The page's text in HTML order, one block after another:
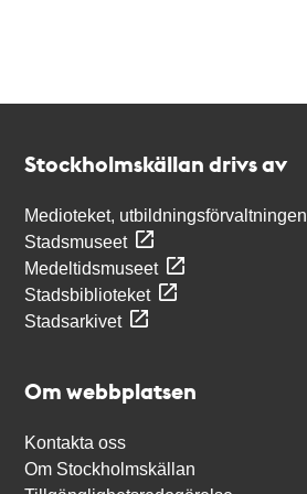
Stockholmskällan drivs av
Medioteket, utbildningsförvaltningen
Stadsmuseet
Medeltidsmuseet
Stadsbiblioteket
Stadsarkivet
Om webbplatsen
Kontakta oss
Om Stockholmskällan